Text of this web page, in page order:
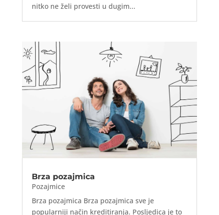
nitko ne želi provesti u dugim...
Brza pozajmica
Pozajmice
Brza pozajmica Brza pozajmica sve je
popularniji način kreditiranja. Posljedica je to